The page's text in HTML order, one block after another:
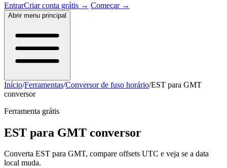
EntrarCriar conta grátis → Começar →
Abrir menu principal
Início/Ferramentas/Conversor de fuso horário/EST para GMT
conversor
Ferramenta grátis
EST para GMT conversor
Converta EST para GMT, compare offsets UTC e veja se a data
local muda.